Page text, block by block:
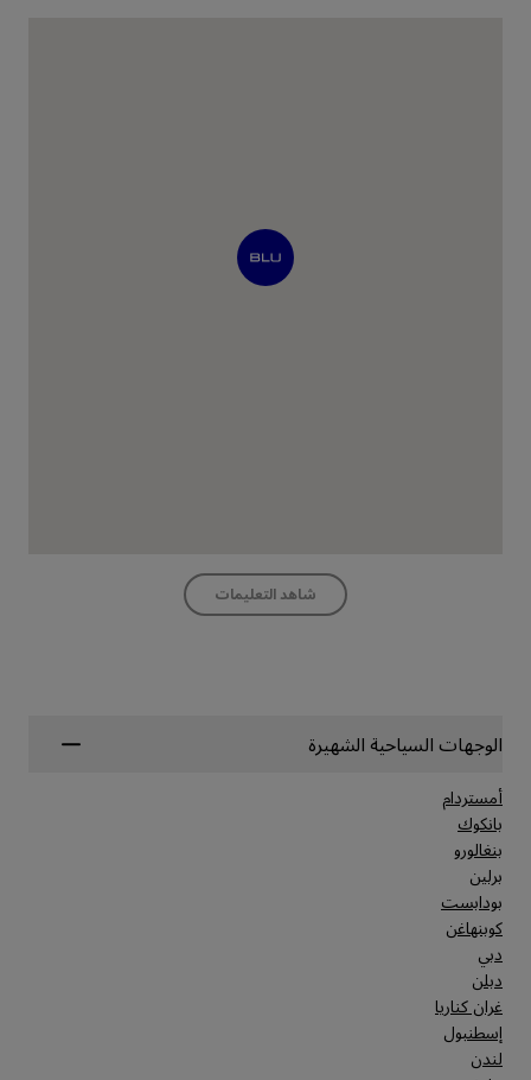
شاهد التعليمات
الوجهات السياحية الشهيرة
أمستردام
بانكوك
بنغالورو
برلين
بودابست
كوبنهاغن
دبي
دبلن
غران كناريا
إسطنبول
لندن